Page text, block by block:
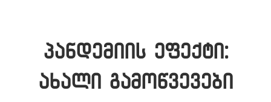
პანდემიის ეფექტი:
ახალი გამოწვევები